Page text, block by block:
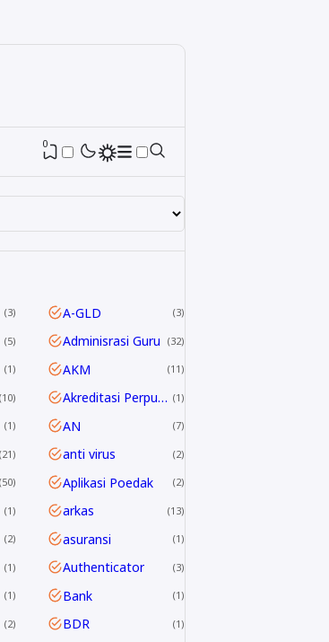
0
3 A-GLD 3
5 Adminisrasi Guru 32
1 AKM 11
10 Akreditasi Perpustakaan 1
1 AN 7
21 anti virus 2
50 Aplikasi Poedak 2
1 arkas 13
2 asuransi 1
1 Authenticator 3
1 Bank 1
2 BDR 1